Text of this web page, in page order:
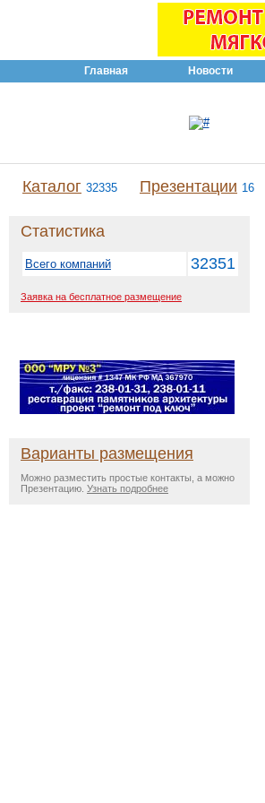
Главная Новости
Каталог 32335 Презентации 16
Статистика
Всего компаний 32351
Заявка на бесплатное размещение
Варианты размещения
Можно разместить простые контакты, а можно
Презентацию. Узнать подробнее